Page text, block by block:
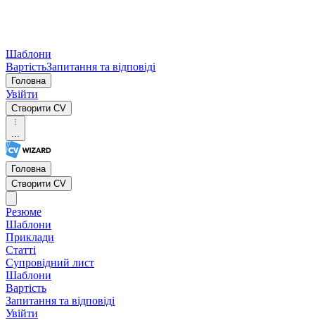
Шаблони
ВартістьЗапитання та відповіді
Головна
Увійти
Створити CV
...
Головна
Створити CV
Резюме
Шаблони
Приклади
Статті
Супровідний лист
Шаблони
Вартість
Запитання та відповіді
Увійти